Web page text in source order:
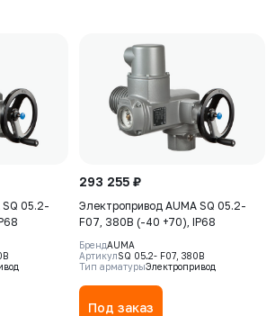
SQ 05.2-
293 255 ₽
Электропривод AUMA SQ 05.2-
F07, 380В (-40 +70), IP68
БрендAUMA
АртикулSQ 05.2- F07, 380В
Тип арматурыЭлектропривод
Под заказ